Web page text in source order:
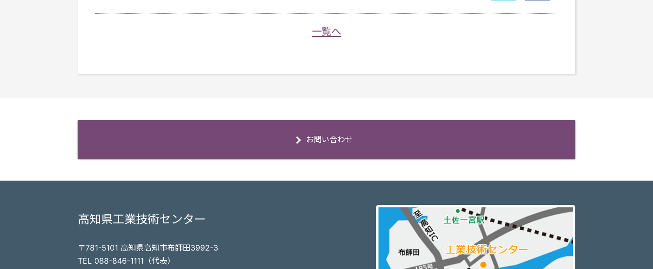
一覧へ
お問い合わせ
高知県工業技術センター
〒781-5101 高知県高知市布師田3992-3
TEL 088-846-1111（代表）